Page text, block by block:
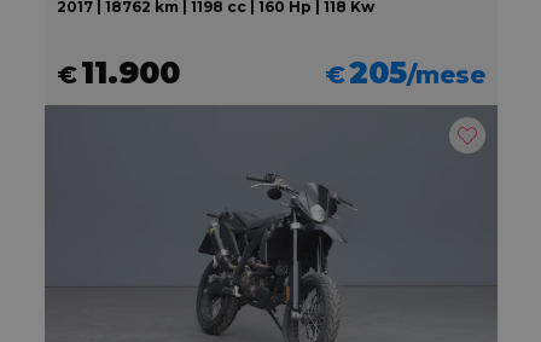
2017 | 18762 km | 1198 cc | 160 Hp | 118 Kw
€11.900 €205/mese